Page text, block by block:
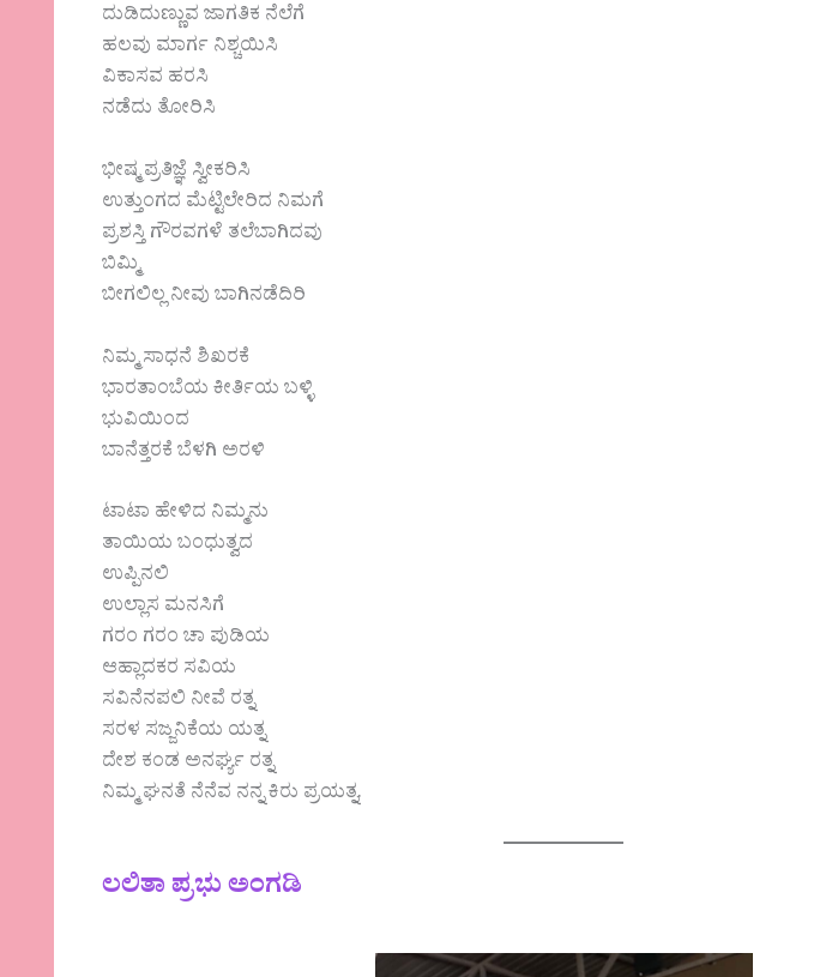
ದುಡಿದುಣ್ಣುವ ಜಾಗತಿಕ ನೆಲೆಗೆ
ಹಲವು ಮಾರ್ಗ ನಿಶ್ಚಯಿಸಿ
ವಿಕಾಸವ ಹರಸಿ
ನಡೆದು ತೋರಿಸಿ
ಭೀಷ್ಮ ಪ್ರತಿಜ್ಞೆ ಸ್ವೀಕರಿಸಿ
ಉತ್ತುಂಗದ ಮೆಟ್ಟಿಲೇರಿದ ನಿಮಗೆ
ಪ್ರಶಸ್ತಿ ಗೌರವಗಳೆ ತಲೆಬಾಗಿದವು
ಬಿಮ್ಮಿ
ಬೀಗಲಿಲ್ಲ ನೀವು ಬಾಗಿನಡೆದಿರಿ
ನಿಮ್ಮ ಸಾಧನೆ ಶಿಖರಕೆ
ಭಾರತಾಂಬೆಯ ಕೀರ್ತಿಯ ಬಳ್ಳಿ
ಭುವಿಯಿಂದ
ಬಾನೆತ್ತರಕೆ ಬೆಳಗಿ ಅರಳಿ
ಟಾಟಾ ಹೇಳಿದ ನಿಮ್ಮನು
ತಾಯಿಯ ಬಂಧುತ್ವದ
ಉಪ್ಪಿನಲಿ
ಉಲ್ಲಾಸ ಮನಸಿಗೆ
ಗರಂ ಗರಂ ಚಾ ಪುಡಿಯ
ಆಹ್ಲಾದಕರ ಸವಿಯ
ಸವಿನೆನಪಲಿ ನೀವೆ ರತ್ನ
ಸರಳ ಸಜ್ಜನಿಕೆಯ ಯತ್ನ
ದೇಶ ಕಂಡ ಅನರ್ಘ್ಯ ರತ್ನ
ನಿಮ್ಮ ಘನತೆ ನೆನೆವ ನನ್ನ ಕಿರು ಪ್ರಯತ್ನ.
ಲಲಿತಾ ಪ್ರಭು ಅಂಗಡಿ